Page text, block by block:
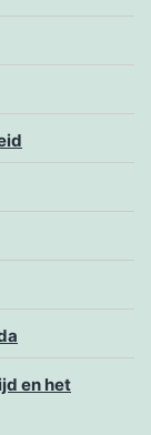
en het